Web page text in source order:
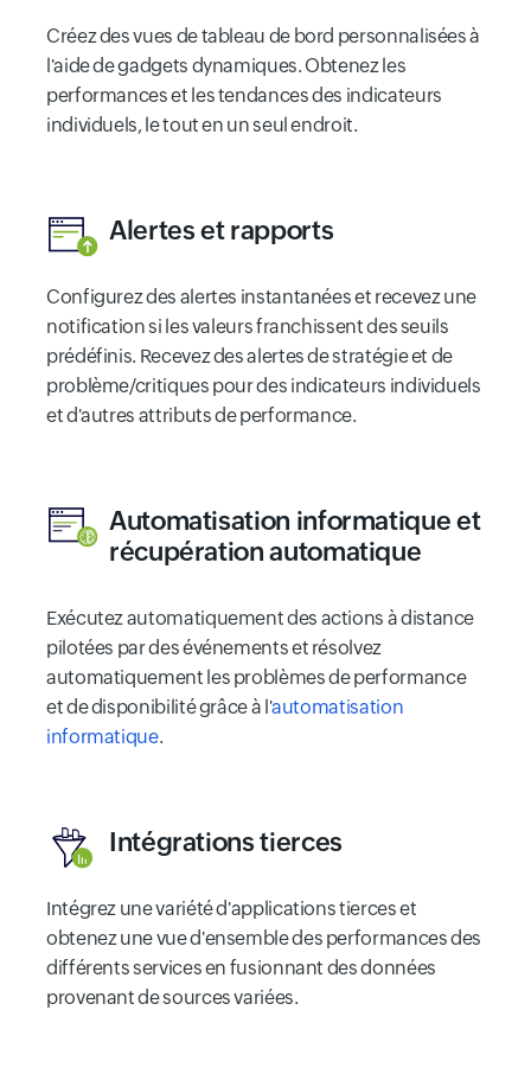
Créez des vues de tableau de bord personnalisées à
l'aide de gadgets dynamiques. Obtenez les
performances et les tendances des indicateurs
individuels, le tout en un seul endroit.
Alertes et rapports
Configurez des alertes instantanées et recevez une
notification si les valeurs franchissent des seuils
prédéfinis. Recevez des alertes de stratégie et de
problème/critiques pour des indicateurs individuels
et d'autres attributs de performance.
Automatisation informatique et
récupération automatique
Exécutez automatiquement des actions à distance
pilotées par des événements et résolvez
automatiquement les problèmes de performance
et de disponibilité grâce à l'automatisation
informatique.
Intégrations tierces
Intégrez une variété d'applications tierces et
obtenez une vue d'ensemble des performances des
différents services en fusionnant des données
provenant de sources variées.